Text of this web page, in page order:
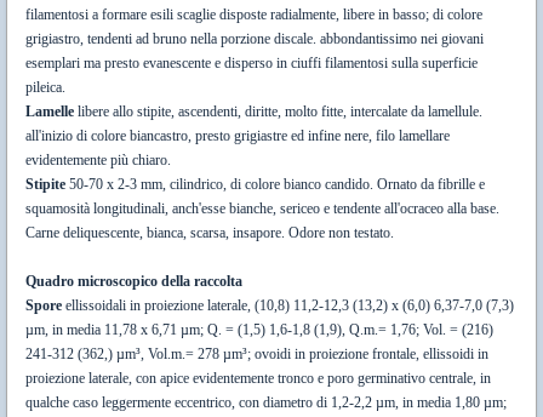
filamentosi a formare esili scaglie disposte radialmente, libere in basso; di colore
grigiastro, tendenti ad bruno nella porzione discale. abbondantissimo nei giovani
esemplari ma presto evanescente e disperso in ciuffi filamentosi sulla superficie
pileica.
Lamelle libere allo stipite, ascendenti, diritte, molto fitte, intercalate da lamellule.
all'inizio di colore biancastro, presto grigiastre ed infine nere, filo lamellare
evidentemente più chiaro.
Stipite 50-70 x 2-3 mm, cilindrico, di colore bianco candido. Ornato da fibrille e
squamosità longitudinali, anch'esse bianche, sericeo e tendente all'ocraceo alla base.
Carne deliquescente, bianca, scarsa, insapore. Odore non testato.
Quadro microscopico della raccolta
Spore ellissoidali in proiezione laterale, (10,8) 11,2-12,3 (13,2) x (6,0) 6,37-7,0 (7,3)
µm, in media 11,78 x 6,71 µm; Q. = (1,5) 1,6-1,8 (1,9), Q.m.= 1,76; Vol. = (216)
241-312 (362,) µm³, Vol.m.= 278 µm³; ovoidi in proiezione frontale, ellissoidi in
proiezione laterale, con apice evidentemente tronco e poro germinativo centrale, in
qualche caso leggermente eccentrico, con diametro di 1,2-2,2 µm, in media 1,80 µm;